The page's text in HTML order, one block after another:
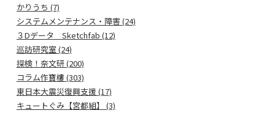
かりうち (7)
システムメンテナンス・障害 (24)
３Dデータ Sketchfab (12)
巡訪研究室 (24)
探検！奈文研 (200)
コラム作寶樓 (303)
東日本大震災復興支援 (17)
キュートぐみ【宮都組】 (3)